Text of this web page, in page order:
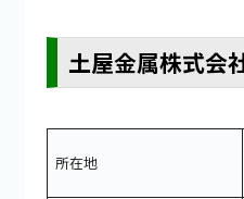
土屋金属株式会
所在地